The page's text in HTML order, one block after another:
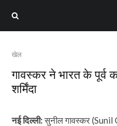
खेल
गावस्कर ने भारत के पूर्व
शर्मिंदा
नई दिल्ली:सुनील गावस्कर (Sunil